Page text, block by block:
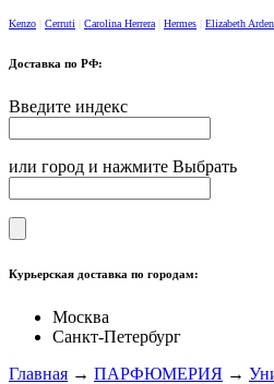
Kenzo Cerruti Carolina Herrera Hermes Elizabeth Arden
Доставка по РФ:
Введите индекс
или город и нажмите Выбрать
Курьерская доставка по городам:
Москва
Санкт-Петербург
Главная → ПАРФЮМЕРИЯ →